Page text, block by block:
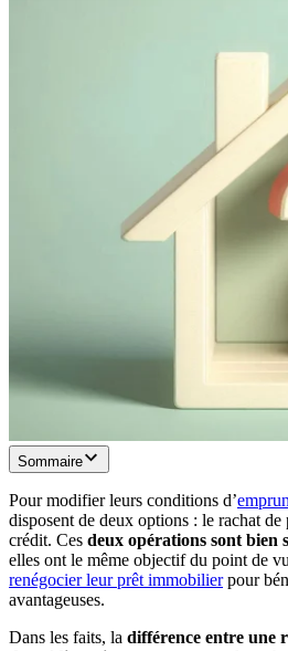
Sommaire
Pour modifier leurs conditions d’
disposent de deux options : le rachat
crédit. Ces deux opérations sont bien
elles ont le même objectif du point de
renégocier leur prêt immobilierpour
avantageuses.
Dans les faits, la différence entre une